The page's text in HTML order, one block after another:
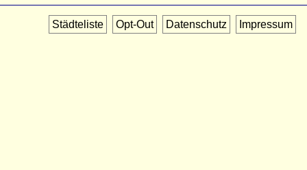
Städteliste Opt-Out Datenschutz Impressum